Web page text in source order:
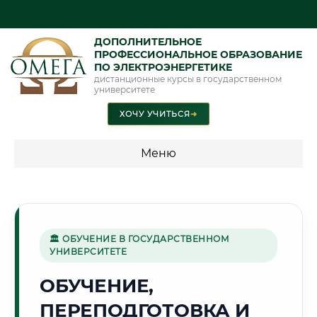
ДОПОЛНИТЕЛЬНОЕ
ПРОФЕССИОНАЛЬНОЕ ОБРАЗОВАНИЕ
ПО ЭЛЕКТРОЭНЕРГЕТИКЕ
дистанционные курсы в государственном
университете
ХОЧУ УЧИТЬСЯ➜
Меню
⚓
Г. НОВОРОССИЙСК
🏛 ОБУЧЕНИЕ В ГОСУДАРСТВЕННОМ
УНИВЕРСИТЕТЕ
ОБУЧЕНИЕ,
ПЕРЕПОДГОТОВКА И